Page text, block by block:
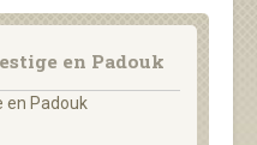
en Padouk